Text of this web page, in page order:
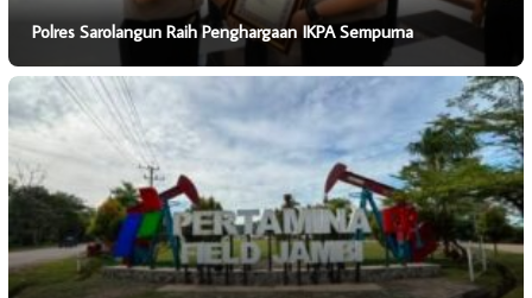
Polres Sarolangun Raih Penghargaan IKPA Sempurna